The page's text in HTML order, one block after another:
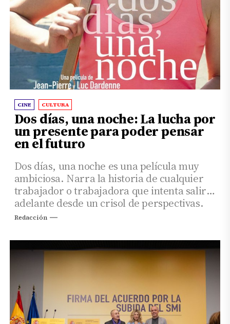
CINE CULTURA
Dos días, una noche: La lucha por
un presente para poder pensar
en el futuro
Dos días, una noche es una película muy
ambiciosa. Narra la historia de cualquier
trabajador o trabajadora que intenta salir
adelante desde un crisol de perspectivas.
Redacción